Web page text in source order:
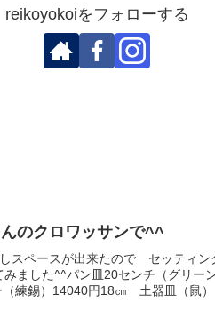
reikoyokoiをフォローする
のクロワッサンで^^
ペースが出来たので セッティ
みました^^パン皿20センチ（グリー
（練錫）14040円18㎝ 土器皿（鼠